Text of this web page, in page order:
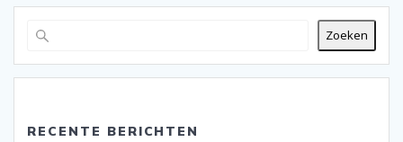
Zoeken
RECENTE BERICHTEN